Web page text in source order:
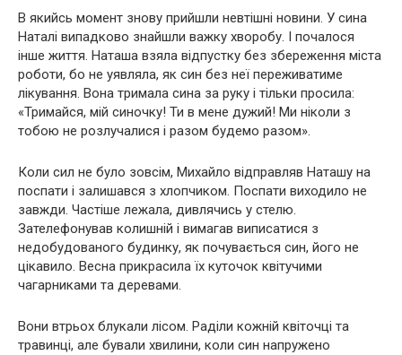
В якийсь момент знову прийшли невтішні новини. У сина
Наталі випадково знайшли важку хворобу. І почалося
інше життя. Наташа взяла відпустку без збереження міста
роботи, бо не уявляла, як син без неї переживатиме
лікування. Вона тримала сина за руку і тільки просила:
«Тримайся, мій синочку! Ти в мене дужий! Ми ніколи з
тобою не розлучалися і разом будемо разом».
Коли сил не було зовсім, Михайло відправляв Наташу на
поспати і залишався з хлопчиком. Поспати виходило не
завжди. Частіше лежала, дивлячись у стелю.
Зателефонував колишній і вимагав виписатися з
недобудованого будинку, як почувається син, його не
цікавило. Весна прикрасила їх куточок квітучими
чагарниками та деревами.
Вони втрьох блукали лісом. Раділи кожній квіточці та
травинці, але бували хвилини, коли син напружено